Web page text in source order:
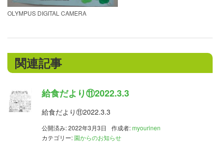
OLYMPUS DIGITAL CAMERA
関連記事
給食だより⑪2022.3.3
給食だより⑪2022.3.3
公開済み: 2022年3月3日 作成者:myourinen
カテゴリー:園からのお知らせ